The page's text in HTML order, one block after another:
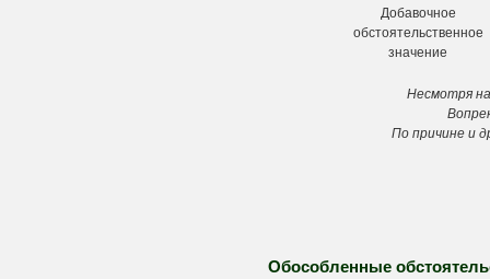
Добавочное
обстоятельственное
значение
Несмотря
По причине и
Обособленные